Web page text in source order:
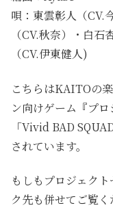
唄：東雲彰人（CV.
（CV.秋奈）・白
（CV.伊東健人)
こちらはKAITOの
ン向けゲーム『プ
「Vivid BAD
されています。
もしもプロジェク
ク先も併せてご覧く